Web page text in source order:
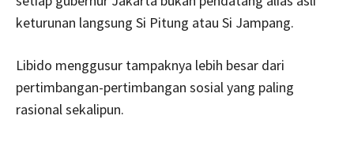
keturunan langsung Si Pitung atau Si Jampang.
Libido menggusur tampaknya lebih besar dari
pertimbangan-pertimbangan sosial yang paling
rasional sekalipun.